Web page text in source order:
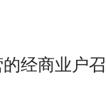
经商业户召